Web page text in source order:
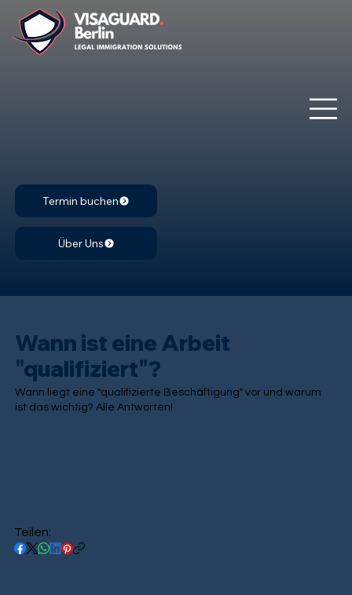
Termin buchen
Über Uns
Wann ist eine Arbeit
"qualifiziert"?
Wann liegt eine "qualifizierte Beschäftigung" vor und warum
ist das wichtig? Alle Antworten!
Teilen: